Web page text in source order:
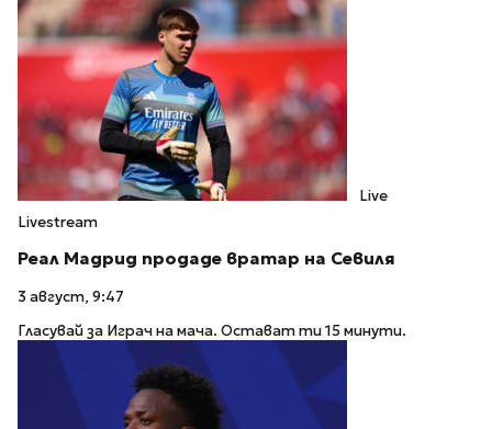
Live
Livestream
Реал Мадрид продаде вратар на Севиля
3 август, 9:47
Гласувай за Играч на мача. Остават ти 15 минути.